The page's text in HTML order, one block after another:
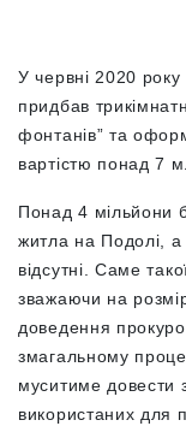
У червні 2020
придбав
фонтанів” та
вартістю понад 7
Понад 4 мільйони
житла на Подолі, а
відсутні. Саме
зважаючи на
доведення
змагальному
муситиме довести
використаних для